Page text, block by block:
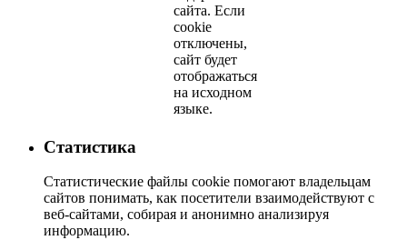
сайта. Если
cookie
отключены,
сайт будет
отображаться
на исходном
языке.
Статистика
Статистические файлы cookie помогают владельцам
сайтов понимать, как посетители взаимодействуют с
веб-сайтами, собирая и анонимно анализируя
информацию.